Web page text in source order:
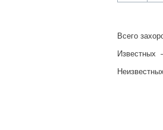
Всего
Известных